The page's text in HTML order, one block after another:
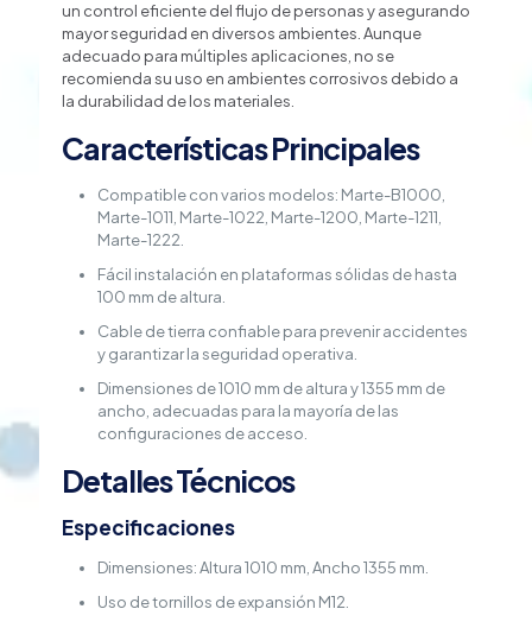
para
Ambientes
Corrosivos
cantidad
un control eficiente del flujo de personas y asegurando
mayor seguridad en diversos ambientes. Aunque
adecuado para múltiples aplicaciones, no se
recomienda su uso en ambientes corrosivos debido a
la durabilidad de los materiales.
Características Principales
Compatible con varios modelos: Marte-B1000,
Marte-1011, Marte-1022, Marte-1200, Marte-1211,
Marte-1222.
Fácil instalación en plataformas sólidas de hasta
100 mm de altura.
Cable de tierra confiable para prevenir accidentes
y garantizar la seguridad operativa.
Dimensiones de 1010 mm de altura y 1355 mm de
ancho, adecuadas para la mayoría de las
configuraciones de acceso.
Detalles Técnicos
Especificaciones
Dimensiones: Altura 1010 mm, Ancho 1355 mm.
Uso de tornillos de expansión M12.